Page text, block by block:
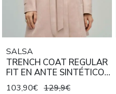
SALSA
TRENCH COAT REGULAR
FIT EN ANTE SINTÉTICO
ROSA
103,90€ 129,9€